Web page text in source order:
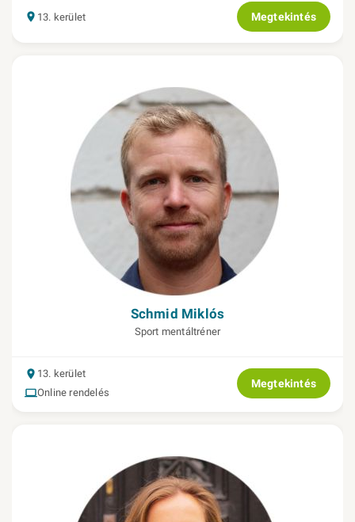
13. kerület Megtekintés
Schmid Miklós
Sport mentáltréner
13. kerület
Online rendelés
Megtekintés